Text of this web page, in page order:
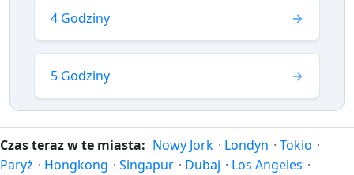
4 Godziny
5 Godziny
Czas teraz w te miasta: Nowy Jork · Londyn · Tokio ·
Paryż · Hongkong · Singapur · Dubaj · Los Angeles ·